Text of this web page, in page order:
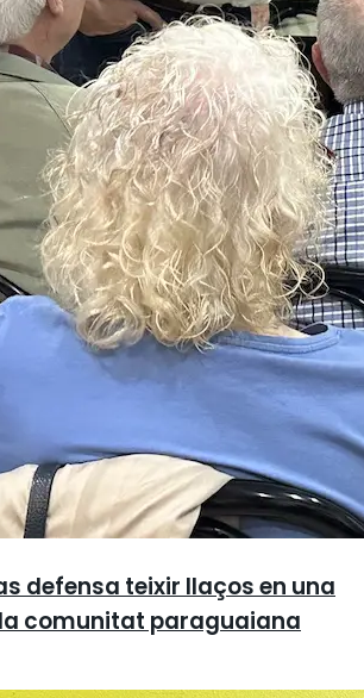
defensa teixir llaços en una
comunitat paraguaiana